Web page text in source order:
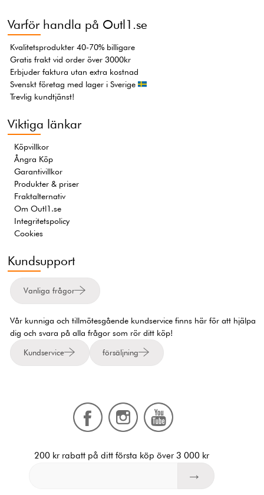
Varför handla på Outl1.se
Kvalitetsprodukter 40-70% billigare
Gratis frakt vid order över 3000kr
Erbjuder faktura utan extra kostnad
Svenskt företag med lager i Sverige
Trevlig kundtjänst!
Viktiga länkar
Köpvillkor
Ångra Köp
Garantivillkor
Produkter & priser
Fraktalternativ
Om Outl1.se
Integritetspolicy
Cookies
Kundsupport
Vanliga frågor
Vår kunniga och tillmötesgående kundservice finns här för att hjälpa
dig och svara på alla frågor som rör ditt köp!
Kundservice försäljning
200 kr rabatt på ditt första köp över 3 000 kr